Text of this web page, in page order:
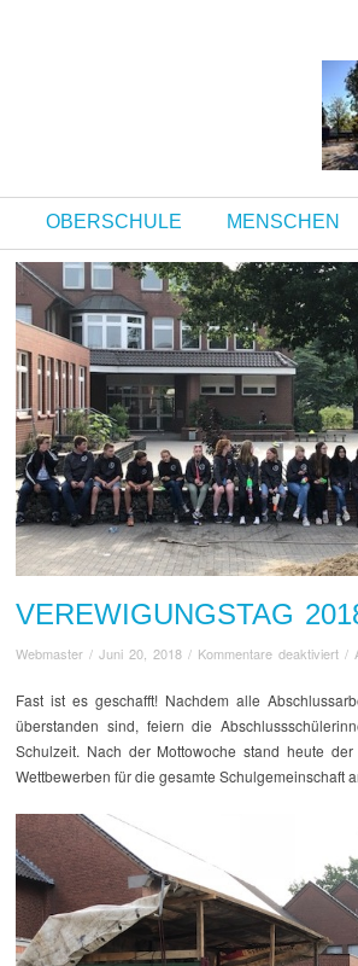
OBERSCHULE MENSCHEN
VEREWIGUNGSTAG
Webmaster /Juni 20, 2018 / Kommentare deaktiviertfür/
Fast ist es geschafft! Nachdem alle
überstanden sind, feiern die
Schulzeit. Nach der Mottowoche stand heute
Wettbewerben für die gesamte Schulgemeinschaft